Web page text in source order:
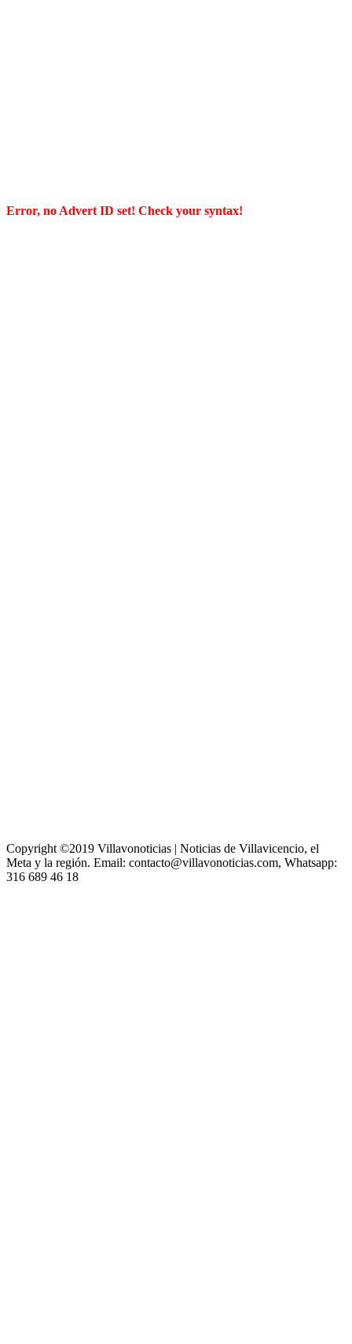
Error, no Advert ID set! Check your syntax!
Copyright ©2019 Villavonoticias | Noticias de Villavicencio, el
Meta y la región. Email: contacto@villavonoticias.com, Whatsapp:
316 689 46 18